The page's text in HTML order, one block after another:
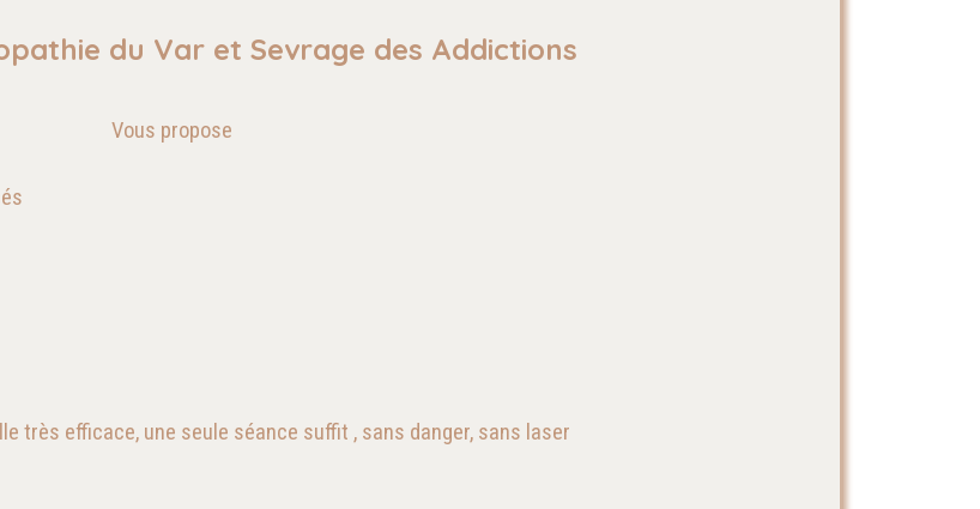
du Var et Sevrage des Addictions
Vous propose
efficace, une seule séance suffit , sans danger, sans laser